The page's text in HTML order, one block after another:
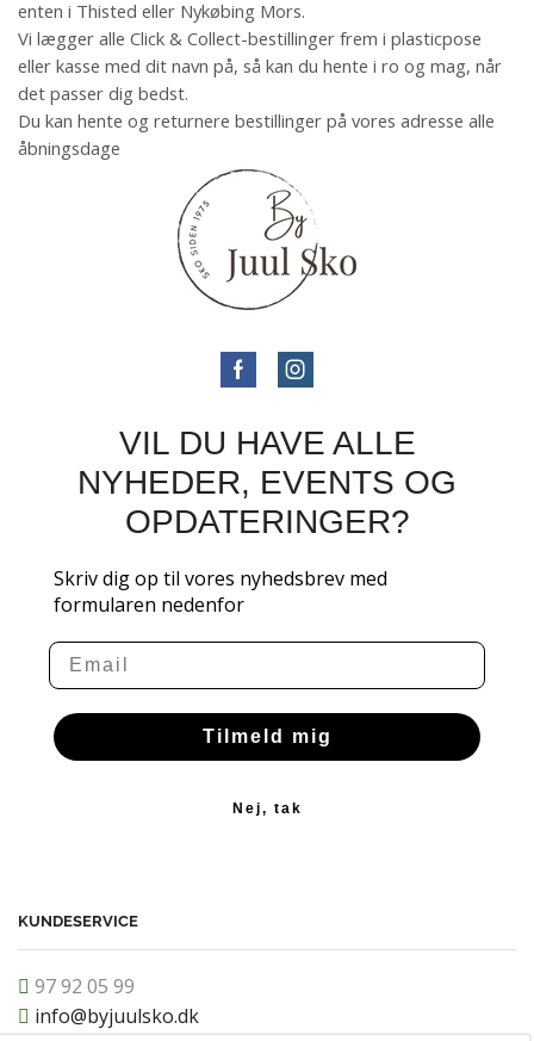
enten i Thisted eller Nykøbing Mors.
Vi lægger alle Click & Collect-bestillinger frem i plasticpose
eller kasse med dit navn på, så kan du hente i ro og mag, når
det passer dig bedst.
Du kan hente og returnere bestillinger på vores adresse alle
åbningsdage
VIL DU HAVE ALLE
NYHEDER, EVENTS OG
OPDATERINGER?
Skriv dig op til vores nyhedsbrev med
formularen nedenfor
Email
Tilmeld mig
Nej, tak
KUNDESERVICE
97 92 05 99
info@byjuulsko.dk